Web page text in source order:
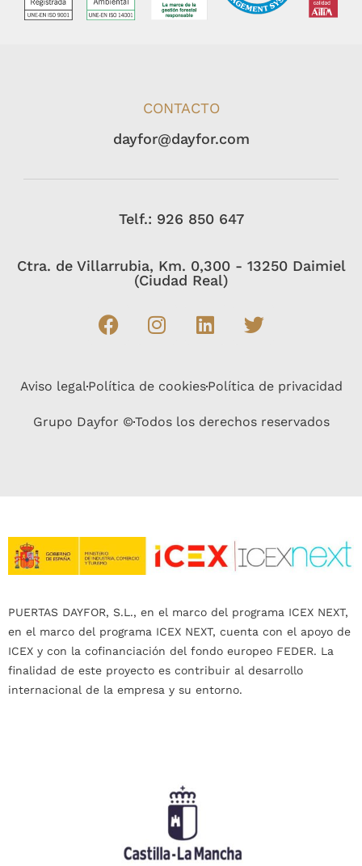
CONTACTO
dayfor@dayfor.com
Telf.: 926 850 647
Ctra. de Villarrubia, Km. 0,300 - 13250 Daimiel
(Ciudad Real)
Aviso legalPolítica de cookiesPolítica de privacidad
Grupo Dayfor ©Todos los derechos reservados
PUERTAS DAYFOR, S.L., en el marco del programa ICEX NEXT,
en el marco del programa ICEX NEXT, cuenta con el apoyo de
ICEX y con la cofinanciación del fondo europeo FEDER. La
finalidad de este proyecto es contribuir al desarrollo
internacional de la empresa y su entorno.